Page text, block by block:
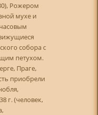
Рожером
мухе и
собора с
петухом.
Праге,
приобрели
г. (человек,